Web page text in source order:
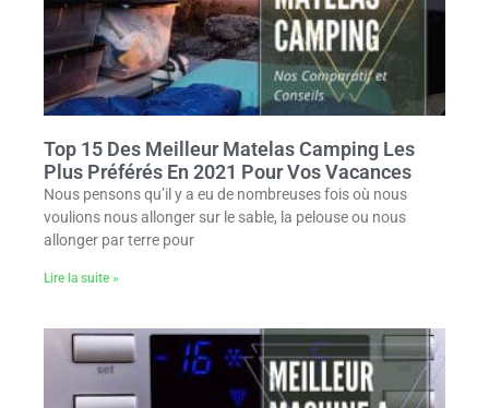
Top 15 Des Meilleur Matelas Camping Les
Plus Préférés En 2021 Pour Vos Vacances
Nous pensons qu’il y a eu de nombreuses fois où nous
voulions nous allonger sur le sable, la pelouse ou nous
allonger par terre pour
Lire la suite »